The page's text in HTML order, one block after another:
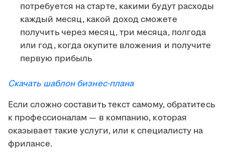
потребуется на старте, какими будут расходы
каждый месяц, какой доход сможете
получить через месяц, три месяца, полгода
или год, когда окупите вложения и получите
первую прибыль
Скачать шаблон бизнес-плана
Если сложно составить текст самому, обратитесь
к профессионалам — в компанию, которая
оказывает такие услуги, или к специалисту на
фрилансе.